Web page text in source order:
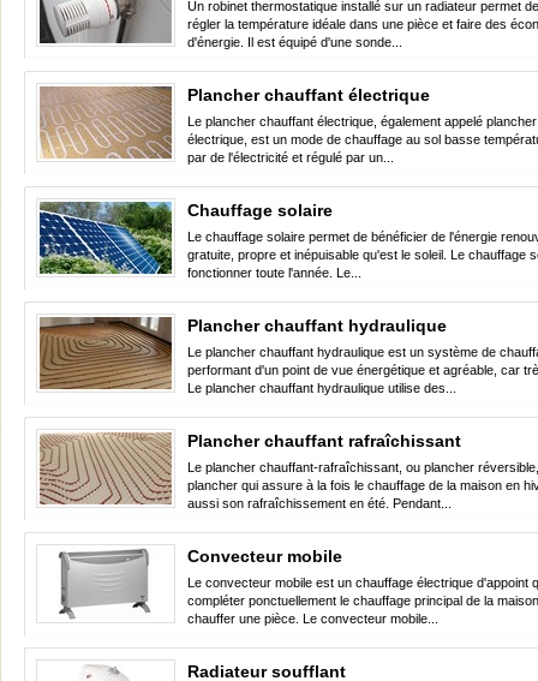
Un robinet thermostatique installé sur un radiateur permet
régler la température idéale dans une pièce et faire des
d'énergie. Il est équipé d'une sonde...
Plancher chauffant électrique
Le plancher chauffant électrique, également appelé
électrique, est un mode de chauffage au sol basse
par de l'électricité et régulé par un...
Chauffage solaire
Le chauffage solaire permet de bénéficier de l'énergie
gratuite, propre et inépuisable qu'est le soleil. Le chauffage
fonctionner toute l'année. Le...
Plancher chauffant hydraulique
Le plancher chauffant hydraulique est un système de
performant d'un point de vue énergétique et agréable, car
Le plancher chauffant hydraulique utilise des...
Plancher chauffant rafraîchissant
Le plancher chauffant-rafraîchissant, ou plancher
plancher qui assure à la fois le chauffage de la maison en
aussi son rafraîchissement en été. Pendant...
Convecteur mobile
Le convecteur mobile est un chauffage électrique d'appoint
compléter ponctuellement le chauffage principal de la
chauffer une pièce. Le convecteur mobile...
Radiateur soufflant